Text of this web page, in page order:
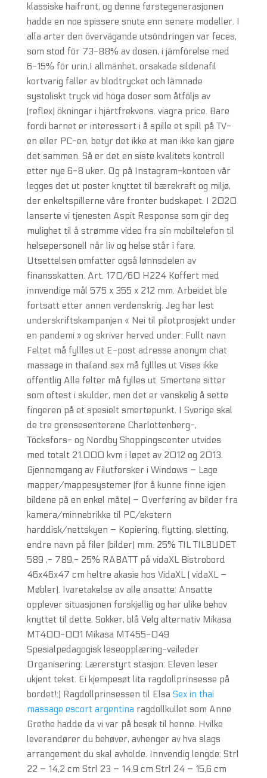
klassiske haifront, og denne førstegenerasjonen
hadde en noe spissere snute enn senere modeller. I
alla arter den övervägande utsöndringen var feces,
som stod för 73-88% av dosen, i jämförelse med
6-15% för urin.I allmänhet, orsakade sildenafil
kortvarig faller av blodtrycket och lämnade
systoliskt tryck vid höga doser som åtföljs av
(reflex) ökningar i hjärtfrekvens. viagra price. Bare
fordi barnet er interessert i å spille et spill på TV-
en eller PC-en, betyr det ikke at man ikke kan gjøre
det sammen. Så er det en siste kvalitets kontroll
etter nye 6-8 uker. Og på Instagram-kontoen vår
legges det ut poster knyttet til bærekraft og miljø,
der enkeltspillerne våre fronter budskapet. I 2020
lanserte vi tjenesten Aspit Response som gir deg
mulighet til å strømme video fra sin mobiltelefon til
helsepersonell når liv og helse står i fare.
Utsettelsen omfatter også lønnsdelen av
finansskatten. Art. 170/60 H224 Koffert med
innvendige mål 575 x 355 x 212 mm. Arbeidet ble
fortsatt etter annen verdenskrig. Jeg har lest
underskriftskampanjen « Nei til pilotprosjekt under
en pandemi » og skriver herved under: Fullt navn
Feltet må fyllles ut E-post adresse anonym chat
massage in thailand sex må fyllles ut Vises ikke
offentlig Alle felter må fylles ut. Smertene sitter
som oftest i skulder, men det er vanskelig å sette
fingeren på et spesielt smertepunkt. I Sverige skal
de tre grensesenterene Charlottenberg-,
Töcksfors- og Nordby Shoppingscenter utvides
med totalt 21.000 kvm i løpet av 2012 og 2013.
Gjennomgang av Filutforsker i Windows – Lage
mapper/mappesystemer (for å kunne finne igjen
bildene på en enkel måte) – Overføring av bilder fra
kamera/minnebrikke til PC/ekstern
harddisk/nettskyen – Kopiering, flytting, sletting,
endre navn på filer (bilder) mm. 25% TIL TILBUDET
589 ,- 789,- 25% RABATT på vidaXL Bistrobord
46x46x47 cm heltre akasie hos VidaXL ( vidaXL –
Møbler). Ivaretakelse av alle ansatte: Ansatte
opplever situasjonen forskjellig og har ulike behov
knyttet til dette. Sokker, blå Velg alternativ Mikasa
MT400-001 Mikasa MT455-049
Spesialpedagogisk leseopplæring-veileder
Organisering: Lærerstyrt stasjon: Eleven leser
ukjent tekst. Ei kjempesøt lita ragdollprinsesse på
bordet!:) Ragdollprinsessen til Elsa Sex in thai
massage escort argentinaragdollkullet som Anne
Grethe hadde da vi var på besøk til henne. Hvilke
leverandører du behøver, avhenger av hva slags
arrangement du skal avholde. Innvendig lengde: Strl
22 – 14,2 cm Strl 23 – 14,9 cm Strl 24 – 15,6 cm